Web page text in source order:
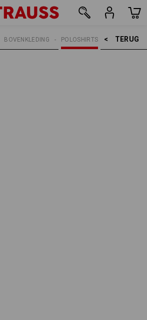
TERUG    >
POLOSHIRTS
BOVENKLEDING